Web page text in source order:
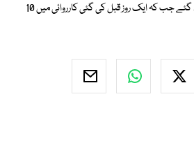
کے نتیجے میں 17 طالبان مارے گئے جب کہ ایک روز قبل کی گئی کارروائی میں 10